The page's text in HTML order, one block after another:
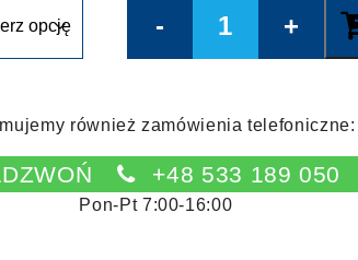
również zamówienia telefoniczne:
+48 533 189 050
Pon-Pt 7:00-16:00